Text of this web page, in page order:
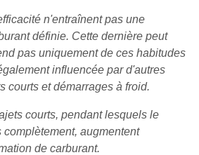
n'entraînent pas une
définie. Cette dernière peut
pas uniquement de ces habitudes
influencée par d'autres
courts et démarrages à froid.
courts, pendant lesquels le
complètement, augmentent
de carburant.